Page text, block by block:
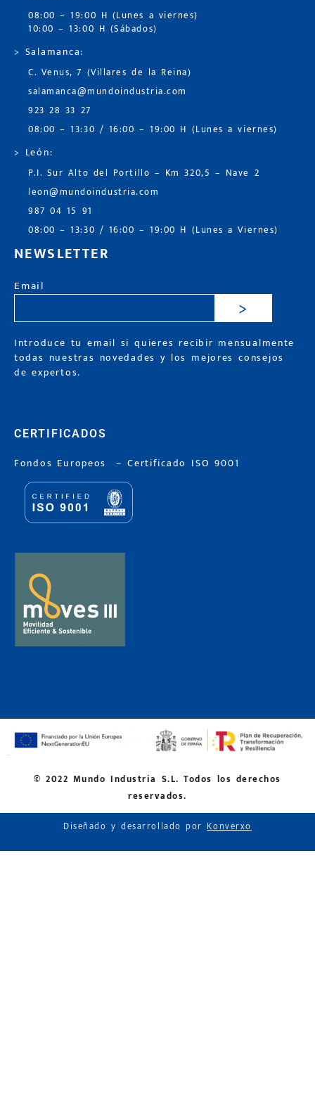
08:00 – 19:00 H (Lunes a viernes)
10:00 – 13:00 H (Sábados)
> Salamanca:
C. Venus, 7 (Villares de la Reina)
salamanca@mundoindustria.com
923 28 33 27
08:00 – 13:30 / 16:00 – 19:00 H (Lunes a viernes)
> León:
P.I. Sur Alto del Portillo – Km 320,5 – Nave 2
leon@mundoindustria.com
987 04 15 91
08:00 – 13:30 / 16:00 – 19:00 H (Lunes a Viernes)
NEWSLETTER
Email
>
Introduce tu email si quieres recibir mensualmente
todas nuestras novedades y los mejores consejos
de expertos.
CERTIFICADOS
Fondos Europeos –Certificado ISO 9001
© 2022 Mundo Industria S.L. Todos los derechos
reservados.
Diseñado y desarrollado porKonverxo